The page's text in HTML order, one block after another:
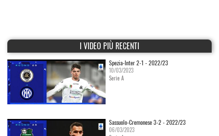
I VIDEO PIÙ RECENTI
Spezia-Inter 2-1 - 2022/23
10/03/2023
Serie A
Sassuolo-Cremonese 3-2 - 2022/23
06/03/2023